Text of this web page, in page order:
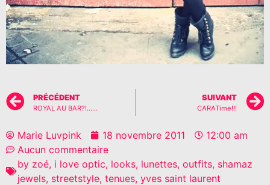
PRÉCÉDENT
ROYAL AU BAR?!……
SUIVANT
CARATime!!!
Marie Luvpink 18 novembre 2011
12:00 am
Aucun commentaire
by zoé, i love optic, looks, lunettes, outfits, shamaz
jewels, streetstyle, tenues, yves saint laurent